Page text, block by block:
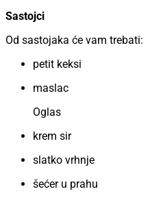
Sastojci
Od sastojaka će vam trebati:
petit keksi
maslac
Oglas
krem sir
slatko vrhnje
šećer u prahu